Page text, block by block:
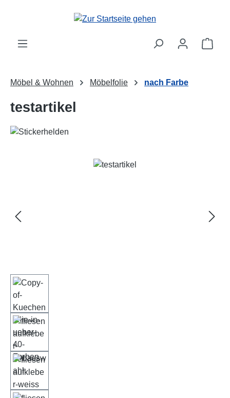
Zum Hauptinhalt springen
Möbel & Wohnen Möbelfolie nach Farbe
testartikel
Bildergalerie überspringen